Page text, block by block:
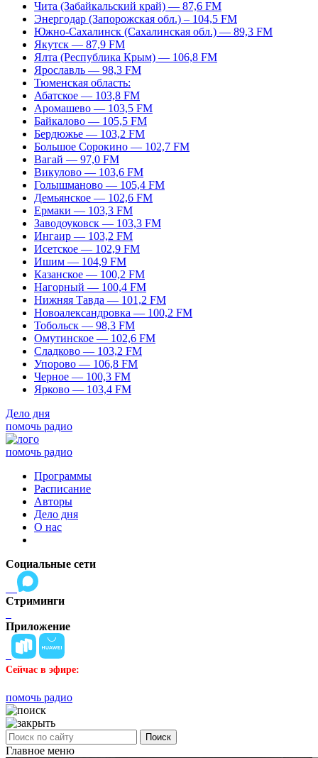
Чита (Забайкальский край) — 87,6 FM
Энергодар (Запорожская обл.) – 104,5 FM
Южно-Сахалинск (Сахалинская обл.) — 89,3 FM
Якутск — 87,9 FM
Ялта (Республика Крым) — 106,8 FM
Ярославль — 98,3 FM
Тюменская область:
Абатское — 103,8 FM
Аромашево — 103,5 FM
Байкалово — 105,5 FM
Бердюжье — 103,2 FM
Большое Сорокино — 102,7 FM
Вагай — 97,0 FM
Викулово — 103,6 FM
Голышманово — 105,4 FM
Демьянское — 102,6 FM
Ермаки — 103,3 FM
Заводоуковск — 103,3 FM
Ингаир — 103,2 FM
Исетское — 102,9 FM
Ишим — 104,9 FM
Казанское — 100,2 FM
Нагорный — 100,4 FM
Нижняя Тавда — 101,2 FM
Новоалександровка — 100,2 FM
Тобольск — 98,3 FM
Омутинское — 102,6 FM
Сладково — 103,2 FM
Упорово — 106,8 FM
Черное — 100,3 FM
Ярково — 103,4 FM
Дело дня
помочь радио
помочь радио
Программы
Расписание
Авторы
Дело дня
О нас
Социальные сети
Стриминги
Приложение
Сейчас в эфире:
помочь радио
Поиск
Главное меню